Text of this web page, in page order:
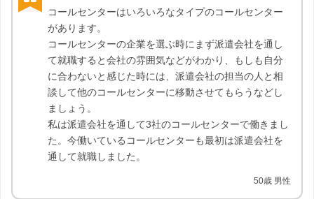
コールセンターはいろいろなタイプのコールセンター
があります。
コールセンターの企業を選ぶ時にまず派遣会社を通し
て就職すると会社の雰囲気などがわかり、もしも自分
に合わないと感じた時には、派遣会社の担当の人と相
談して他のコールセンターに移動させてもらうなどし
ましょう。
私は派遣会社を通して3社のコールセンターで働きまし
た。今働いているコールセンターも最初は派遣会社を
通して就職しました。
50歳 男性